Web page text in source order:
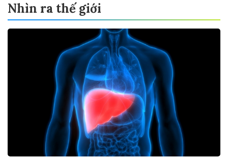
Nhìn ra thế giới